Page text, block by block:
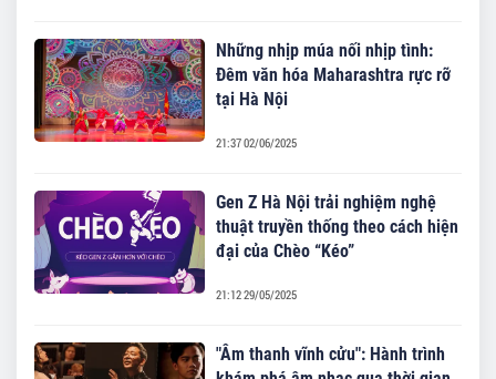
Những nhịp múa nối nhịp tình:
Đêm văn hóa Maharashtra rực rỡ
tại Hà Nội
21:37 02/06/2025
Gen Z Hà Nội trải nghiệm nghệ
thuật truyền thống theo cách hiện
đại của Chèo “Kéo”
21:12 29/05/2025
"Âm thanh vĩnh cửu": Hành trình